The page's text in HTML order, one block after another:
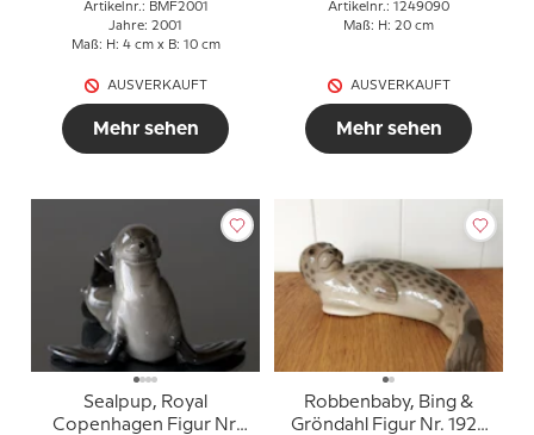
Artikelnr.: BMF2001
Jahre: 2001
Maß: H: 4 cm x B: 10 cm
AUSVERKAUFT
Mehr sehen
Artikelnr.: 1249090
Maß: H: 20 cm
AUSVERKAUFT
Mehr sehen
Sealpup, Royal
Copenhagen Figur Nr.
Robbenbaby, Bing &
Gröndahl Figur Nr. 1927